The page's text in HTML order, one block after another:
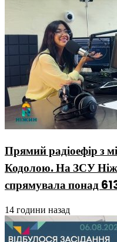
Прямий радіоефір з
Кодолою. На ЗСУ
спрямувала понад
14 години назад